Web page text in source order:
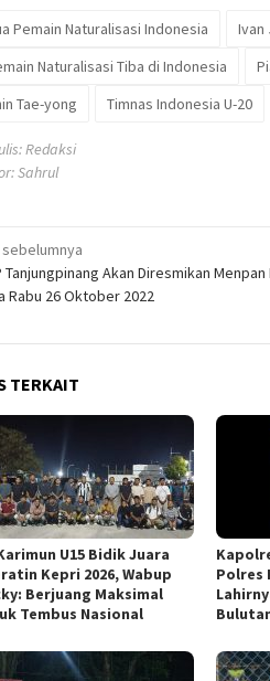
Pemain Naturalisasi Indonesia Ivan
Naturalisasi Tiba di Indonesia
Tae-yong
Timnas Indonesia U-20
Redaksi
Sahrul
Tanjungpinang Akan Diresmikan Menpan
Rabu 26 Oktober 2022
TERKAIT
U15 Bidik Juara
Kepri 2026, Wabup
Berjuang Maksimal
Tembus Nasional
Polres